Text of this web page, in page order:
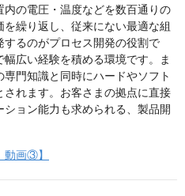
の電圧・温度などを数百通りの
繰り返し、従来にない最適な組
るのがプロセス開発の役割で
広い経験を積める環境です。ま
門知識と同時にハードやソフト
れます。お客さまの拠点に直接
ョン能力も求められる、製品開
動画③】